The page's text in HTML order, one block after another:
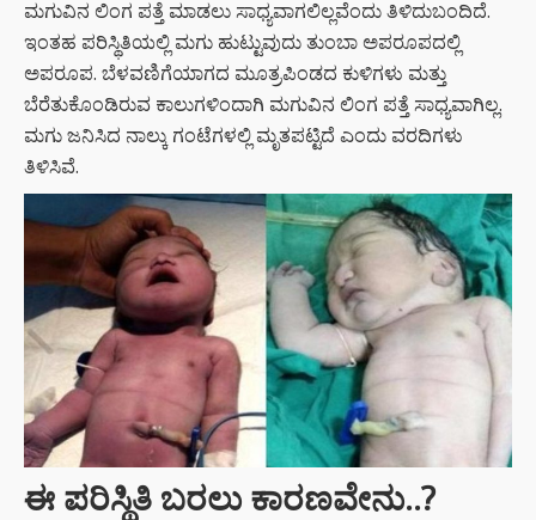
ಮಗುವಿನ ಲಿಂಗ ಪತ್ತೆ ಮಾಡಲು ಸಾಧ್ಯವಾಗಲಿಲ್ಲವೆಂದು ತಿಳಿದುಬಂದಿದೆ.
ಇಂತಹ ಪರಿಸ್ಥಿತಿಯಲ್ಲಿ ಮಗು ಹುಟ್ಟುವುದು ತುಂಬಾ ಅಪರೂಪದಲ್ಲಿ
ಅಪರೂಪ. ಬೆಳವಣಿಗೆಯಾಗದ ಮೂತ್ರಪಿಂಡದ ಕುಳಿಗಳು ಮತ್ತು
ಬೆರೆತುಕೊಂಡಿರುವ ಕಾಲುಗಳಿಂದಾಗಿ ಮಗುವಿನ ಲಿಂಗ ಪತ್ತೆ ಸಾಧ್ಯವಾಗಿಲ್ಲ.
ಮಗು ಜನಿಸಿದ ನಾಲ್ಕು ಗಂಟೆಗಳಲ್ಲಿ ಮೃತಪಟ್ಟಿದೆ ಎಂದು ವರದಿಗಳು
ತಿಳಿಸಿವೆ.
ಈ ಪರಿಸ್ಥಿತಿ ಬರಲು ಕಾರಣವೇನು..?